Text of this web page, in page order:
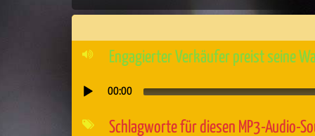
Engagierter Verkäufer preist seine
Audio-
Player
00:00
Schlagworte für diesen MP3-Audio-